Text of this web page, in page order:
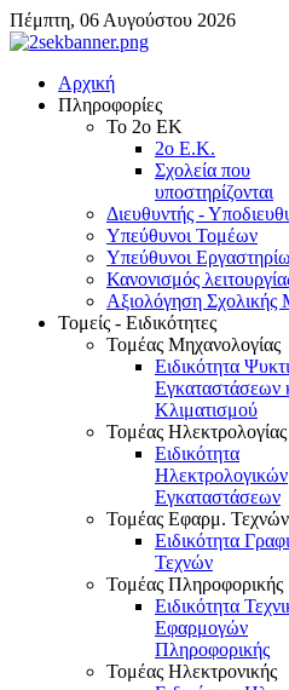
Πέμπτη, 06 Αυγούστου 2026
Αρχική
Πληροφορίες
Το 2ο ΕΚ
2ο Ε.Κ.
Σχολεία που
υποστηρίζονται
Διευθυντής -
Υπεύθυνοι Τομέων
Υπεύθυνοι
Κανονισμός
Αξιολόγηση Σχολικής
Τομείς - Ειδικότητες
Τομέας Μηχανολογίας
Ειδικότητα
Εγκαταστάσεων
Κλιματισμού
Τομέας Ηλεκτρολογίας
Ειδικότητα
Ηλεκτρολογικών
Εγκαταστάσεων
Τομέας Εφαρμ. Τεχνών
Ειδικότητα
Τεχνών
Τομέας Πληροφορικής
Ειδικότητα
Εφαρμογών
Πληροφορικής
Τομέας Ηλεκτρονικής